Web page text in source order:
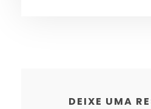
DEIXE UMA